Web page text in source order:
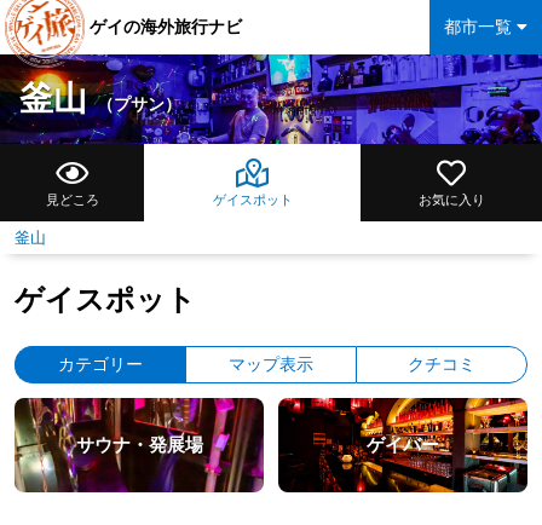
都市一覧
ゲイの海外旅行ナビ
釜山（プサン）
見どころ ゲイスポット お気に入り
釜山
ゲイスポット
カテゴリー マップ表示 クチコミ
サウナ・発展場 ゲイバー